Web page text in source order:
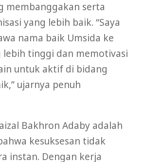
membanggakan serta
yang lebih baik. “Saya
nama baik Umsida ke
tinggi dan memotivasi
untuk aktif di bidang
ujarnya penuh
Bakhron Adaby adalah
kesuksesan tidak
instan. Dengan kerja